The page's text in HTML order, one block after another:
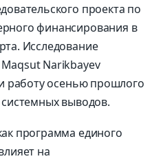
проекта по
финансирования в
Исследование
Narikbayev
работу осенью прошлого
выводов.
программа единого
на